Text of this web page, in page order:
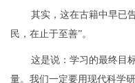
其实，这在古籍中早已
民，在止于至善”。
这是说：学习的最终目
量。我们一定要用现代科学